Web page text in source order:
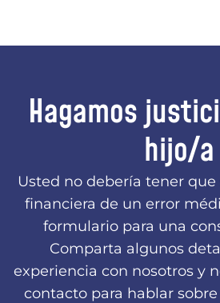
Hagamos
hijo/a
Usted no debería tener
financiera de un error
formulario para una
Comparta algunos
experiencia con nosotros y
contacto para hablar